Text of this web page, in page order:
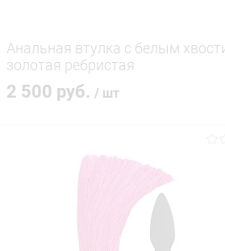
Анальная втулка с белым
золотая ребристая
2 500 руб. / шт
В корзину
Сравнение
В наличии